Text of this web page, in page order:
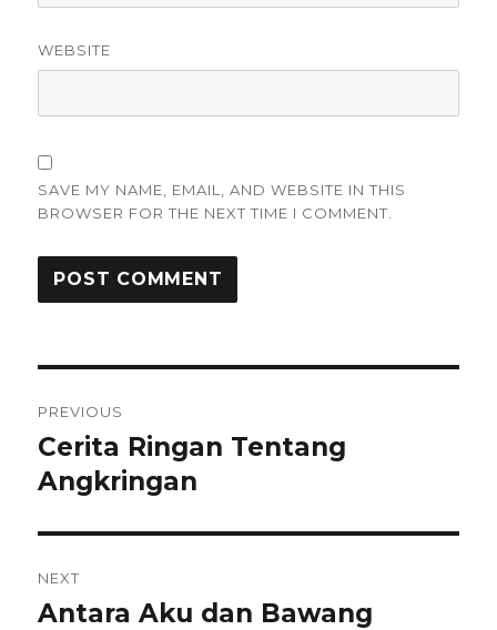
WEBSITE
SAVE MY NAME, EMAIL, AND WEBSITE IN THIS
BROWSER FOR THE NEXT TIME I COMMENT.
navigation
PREVIOUS
Previous
post:
Cerita Ringan Tentang
Angkringan
NEXT
Next
Antara Aku dan Bawang